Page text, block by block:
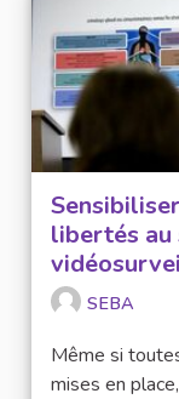
libertés au
SEBA
Même si
mises en